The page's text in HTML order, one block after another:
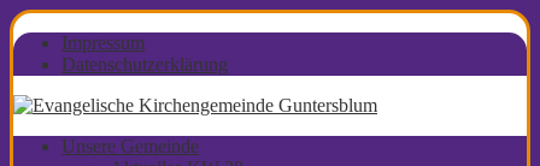
Impressum
Datenschutzerklärung
Unsere Gemeinde